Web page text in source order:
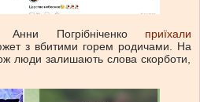
Погрібніченко приїхали
з вбитими горем родичами. На
люди залишають слова скорботи,